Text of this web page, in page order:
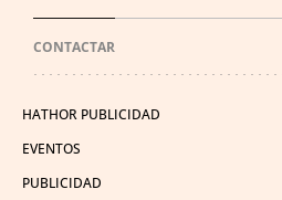
CONTACTAR
HATHOR PUBLICIDAD
EVENTOS
PUBLICIDAD